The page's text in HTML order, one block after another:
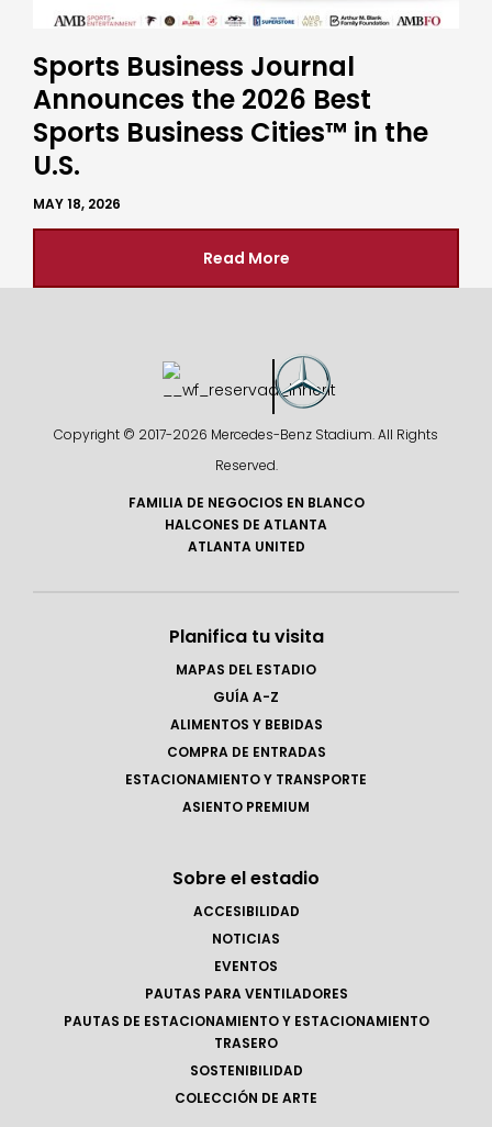
Sports Business Journal
Announces the 2026 Best
Sports Business Cities™ in the
U.S.
MAY 18, 2026
Read More
Copyright © 2017-2026 Mercedes-Benz Stadium. All Rights
Reserved.
FAMILIA DE NEGOCIOS EN BLANCO
HALCONES DE ATLANTA
ATLANTA UNITED
Planifica tu visita
MAPAS DEL ESTADIO
GUÍA A-Z
ALIMENTOS Y BEBIDAS
COMPRA DE ENTRADAS
ESTACIONAMIENTO Y TRANSPORTE
ASIENTO PREMIUM
Sobre el estadio
ACCESIBILIDAD
NOTICIAS
EVENTOS
PAUTAS PARA VENTILADORES
PAUTAS DE ESTACIONAMIENTO Y ESTACIONAMIENTO
TRASERO
SOSTENIBILIDAD
COLECCIÓN DE ARTE